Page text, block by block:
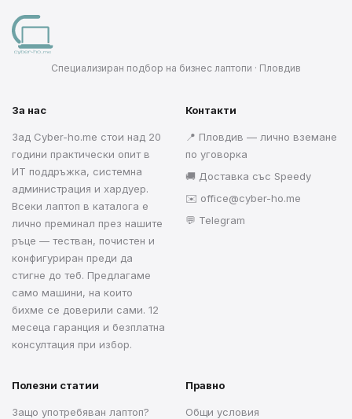
Специализиран подбор на бизнес лаптопи · Пловдив
За нас
Зад Cyber-ho.me стои над 20
години практически опит в
ИТ поддръжка, системна
администрация и хардуер.
Всеки лаптоп в каталога е
лично преминал през нашите
ръце — тестван, почистен и
конфигуриран преди да
стигне до теб. Предлагаме
само машини, на които
бихме се доверили сами. 12
месеца гаранция и безплатна
консултация при избор.
Контакти
📍 Пловдив — лично вземане
по уговорка
🚚 Доставка със Speedy
✉️ office@cyber-ho.me
💬 Telegram
Полезни статии
Защо употребяван лаптоп?
Правно
Общи условия